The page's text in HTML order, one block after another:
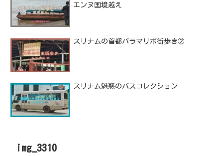
エンヌ国境越え
スリナムの首都パラマリボ街歩き②
スリナム魅惑のバスコレクション
img_3310